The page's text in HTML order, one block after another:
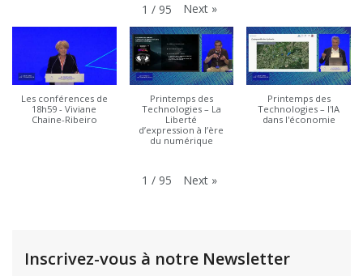
1 / 95 Next »
Les conférences de
18h59 - Viviane
Chaine-Ribeiro
Printemps des
Technologies – La
Liberté
d’expression à l’ère
du numérique
Printemps des
Technologies – l'IA
dans l'économie
1 / 95 Next »
Inscrivez-vous à notre Newsletter